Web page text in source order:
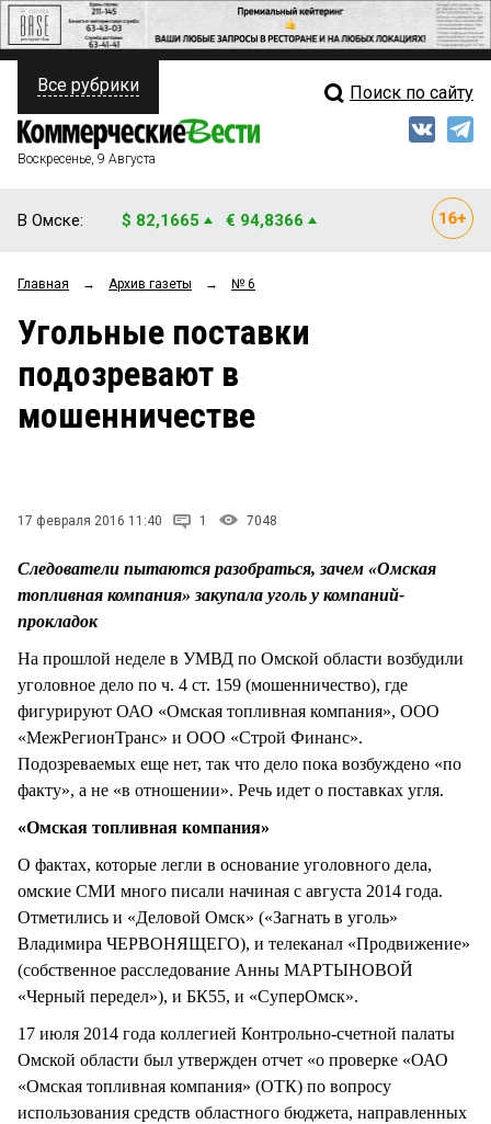
ПОЛИТИКА
ФИНАНСЫ
ОБЩЕСТВО
ЗАКОН
НОВОСТИ КОМПАНИЙ
Свежий выпуск
Рейтинги
Все рубрики Поиск по сайту
Воскресенье, 9 Августа
В Омске: $ 82,1665 € 94,8366
Главная → Архив газеты → № 6
Угольные поставки
подозревают в
мошенничестве
17 февраля 2016 11:40 1 7048
Следователи пытаются разобраться, зачем «Омская
топливная компания» закупала уголь у компаний-
прокладок
На прошлой неделе в УМВД по Омской области возбудили
уголовное дело по ч. 4 ст. 159 (мошенничество), где
фигурируют ОАО «Омская топливная компания», ООО
«МежРегионТранс» и ООО «Строй Финанс».
Подозреваемых еще нет, так что дело пока возбуждено «по
факту», а не «в отношении». Речь идет о поставках угля.
«Омская топливная компания»
О фактах, которые легли в основание уголовного дела,
омские СМИ много писали начиная с августа 2014 года.
Отметились и «Деловой Омск» («Загнать в уголь»
Владимира ЧЕРВОНЯЩЕГО), и телеканал «Продвижение»
(собственное расследование Анны МАРТЫНОВОЙ
«Черный передел»), и БК55, и «СуперОмск».
17 июля 2014 года коллегией Контрольно-счетной палаты
Омской области был утвержден отчет «о проверке «ОАО
«Омская топливная компания» (ОТК) по вопросу
использования средств областного бюджета, направленных